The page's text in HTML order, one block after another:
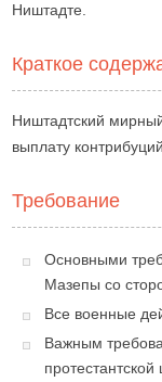
Ништадте.
Краткое
Ништадтский
выплату
Требование
Основными
Мазепы со
Все военные
Важным